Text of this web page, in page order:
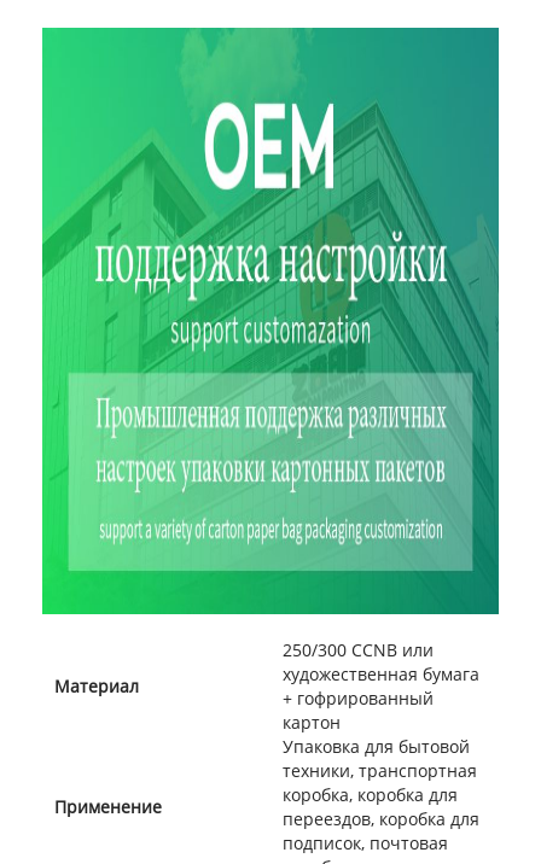
Материал
250/300 CCNB или
художественная бумага
+ гофрированный
картон
Применение
Упаковка для бытовой
техники, транспортная
коробка, коробка для
переездов, коробка для
подписок, почтовая